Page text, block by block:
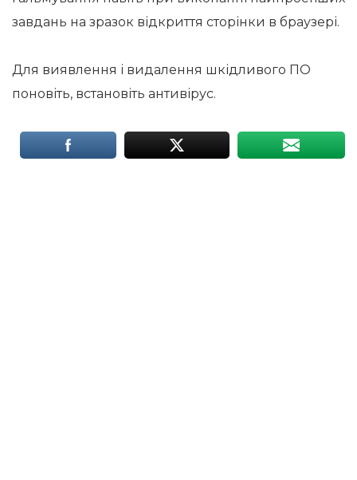
завдань на зразок відкриття сторінки в браузері.
Для виявлення і видалення шкідливого ПО
поновіть, встановіть антивірус.